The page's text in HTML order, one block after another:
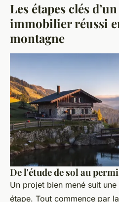
Les étapes clés
immobilier réussi
montagne
De l'étude de sol au
Un projet bien mené suit
étape. Tout commence par